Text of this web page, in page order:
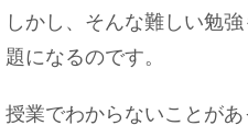
くべき項目！
しかし、そんな難しい勉
題になるのです。
授業でわからないことが